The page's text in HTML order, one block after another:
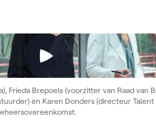
Frieda Brepoels (voorzitter van Raad van
en Karen Donders (directeur Talent